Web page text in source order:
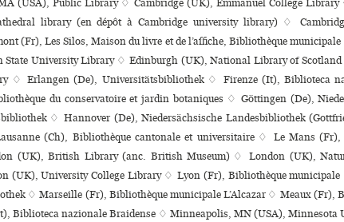
(USA), Public Library ♢ Cambridge (UK), Emmanuel College
library (en dépôt à Cambridge university library) ♢
(Fr), Les Silos, Maison du livre et de l’affi­che, Bibliothèque
State University Library ♢ Edinburgh (UK), National Library of
♢ Erlangen (De), Universitätsbibliothek ♢ Firenze (It), Biblioteca
du conservatoire et jardin botaniques ♢ Göttingen (De),
♢ Hannover (De), Niedersächsische Landesbibliothek
(Ch), Bibliothèque can­to­nale et uni­ver­si­taire ♢ Le Mans (Fr),
(UK), British Library (anc. British Museum) ♢ London (UK),
(UK), University College Library ♢ Lyon (Fr), Bibliothèque
♢ Marseille (Fr), Bibliothèque muni­ci­pale L’Alcazar ♢ Meaux (Fr),
Biblioteca nazio­nale Braidense ♢ Minneapolis, MN (USA), Minnesota